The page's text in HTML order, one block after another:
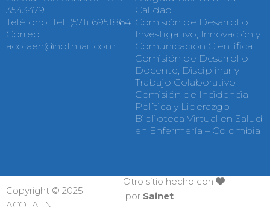
3543479
Teléfono: Tel. (571) 6951864
Correo:
acofaen@hotmail.com
Calidad
Comisión de Desarrollo
Investigativo, Innovación y
Comunicación Científica
Comisión de Desarrollo
Docente, Disciplinar y
Trabajo Colaborativo
Comisión de Incidencia
Política у Liderazgo
Biblioteca Virtual en Salud
en Enfermería – Colombia
Copyright © 2025
Otro sitio hecho con
por Sainet